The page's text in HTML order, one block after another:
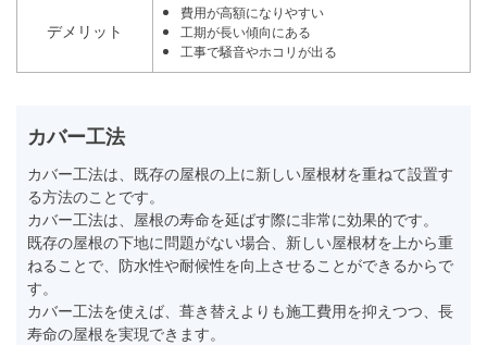
デメリット
費用が高額になりやすい
工期が長い傾向にある
工事で騒音やホコリが出る
カバー工法
カバー工法は、既存の屋根の上に新しい屋根材を重ねて設置す
る方法のことです。
カバー工法は、屋根の寿命を延ばす際に非常に効果的です。
既存の屋根の下地に問題がない場合、新しい屋根材を上から重
ねることで、防水性や耐候性を向上させることができるからで
す。
カバー工法を使えば、葺き替えよりも施工費用を抑えつつ、長
寿命の屋根を実現できます。